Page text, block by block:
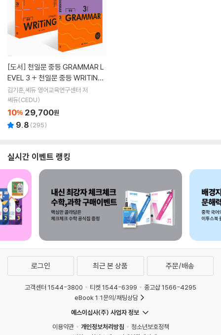
[도서]
EVEL 3 + 천일문 중등 WRITING
LEVEL 3 세트
김기훈,쎄듀 영어교육연구센터 저
쎄듀(CEDU)
10% 29,700원
9.8 (295)
실시간 이벤트 랭킹
로그인 최근 본 상품 주문/배송
고객센터 1544-3800 티켓 1544-6399
중고샵 1566-4295
eBook 1:1문의/채팅상담
예스이십사(주) 사업자 정보
이용약관
개인정보처리방침
청소년보호정책